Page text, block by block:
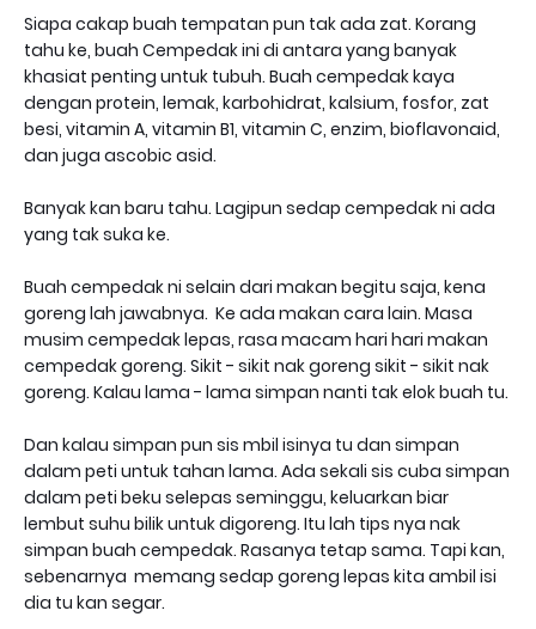
Siapa cakap buah tempatan pun tak ada zat. Korang
tahu ke, buah Cempedak ini di antara yang banyak
khasiat penting untuk tubuh. Buah cempedak kaya
dengan protein, lemak, karbohidrat, kalsium, fosfor, zat
besi, vitamin A, vitamin B1, vitamin C, enzim, bioflavonaid,
dan juga ascobic asid.
Banyak kan baru tahu. Lagipun sedap cempedak ni ada
yang tak suka ke.
Buah cempedak ni selain dari makan begitu saja, kena
goreng lah jawabnya. Ke ada makan cara lain. Masa
musim cempedak lepas, rasa macam hari hari makan
cempedak goreng. Sikit - sikit nak goreng sikit - sikit nak
goreng. Kalau lama - lama simpan nanti tak elok buah tu.
Dan kalau simpan pun sis mbil isinya tu dan simpan
dalam peti untuk tahan lama. Ada sekali sis cuba simpan
dalam peti beku selepas seminggu, keluarkan biar
lembut suhu bilik untuk digoreng. Itu lah tips nya nak
simpan buah cempedak. Rasanya tetap sama. Tapi kan,
sebenarnya memang sedap goreng lepas kita ambil isi
dia tu kan segar.